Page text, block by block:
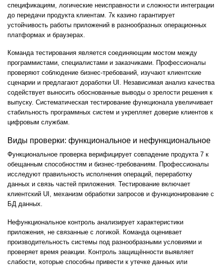
спецификациям, логические неисправности и сложности интеграции
до передачи продукта клиентам. 7к казино гарантирует
устойчивость работы приложений в разнообразных операционных
платформах и браузерах.
Команда тестирования является соединяющим мостом между
программистами, специалистами и заказчиками. Профессионалы
проверяют соблюдение бизнес-требований, изучают клиентские
сценарии и предлагают доработки UI. Независимая анализ качества
содействует выносить обоснованные выводы о зрелости решения к
выпуску. Систематическая тестирование функционала увеличивает
стабильность программных систем и укрепляет доверие клиентов к
цифровым службам.
Виды проверки: функциональное и нефункциональное
Функциональное проверка верифицирует совпадение продукта 7 к
обещанным способностям и бизнес-требованиям. Профессионалы
исследуют правильность исполнения операций, переработку
данных и связь частей приложения. Тестирование включает
клиентский UI, механизм обработки запросов и функционирование с
БД данных.
Нефункциональное контроль анализирует характеристики
приложения, не связанные с логикой. Команда оценивает
производительность системы под разнообразными условиями и
проверяет время реакции. Контроль защищённости выявляет
слабости, которые способны привести к утечке данных или